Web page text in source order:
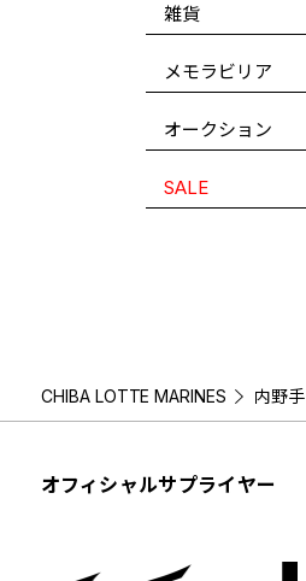
雑貨
メモラビリア
オークション
SALE
CHIBA LOTTE MARINES 内野手
オフィシャルサプライヤー